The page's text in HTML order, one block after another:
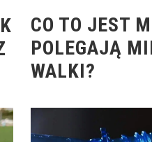
CO TO JEST
POLEGAJĄ
WALKI?